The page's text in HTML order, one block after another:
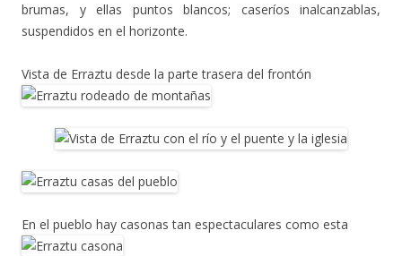
brumas, y ellas puntos blancos; caseríos inalcanzablas,
suspendidos en el horizonte.
Vista de Erraztu desde la parte trasera del frontón
En el pueblo hay casonas tan espectaculares como esta